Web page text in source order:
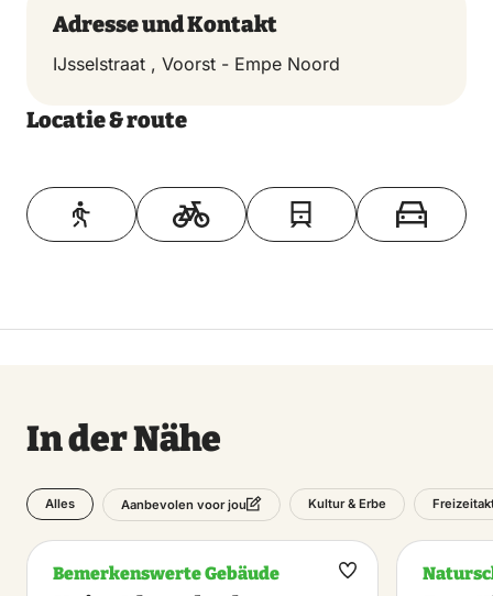
Adresse und Kontakt
IJsselstraat , Voorst - Empe Noord
Locatie & route
Toon op kaart
In der Nähe
Alles Aanbevolen voor jou Kultur & Erbe
Bemerkenswerte Gebäude
Favorit